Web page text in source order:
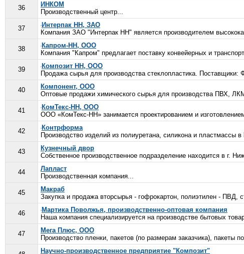
36
ИНКОМ
Производственный центр...
37
Интерпак НН, ЗАО
Компания ЗАО "Интерпак НН" является производителем
38
Капром-НН, ООО
Компания "Капром" предлагает поставку конвейерных и
39
Композит НН, ООО
Продажа сырья для производства стеклопластика.
40
Компонент, ООО
Оптовые продажи химического сырья для производства ПВХ,
41
КомТекс-НН, ООО
ООО «КомТекс-НН» занимается проектированием и
42
Контрформа
Производство изделий из полиуретана, силикона и пластмассы
43
Кузнечный двор
Собственное производственное подразделение находится в г.
44
Лапласт
Производственная компания...
45
Макраб
Закупка и продажа вторсырья - гофрокартон, полиэтилен - ПВД,
46
Мартика Поволжья, производственно-оптовая компания
Наша компания специализируется на производстве бытовых
47
Мега Плюс, ООО
Производство пленки, пакетов (по размерам заказчика),
Научно-производственное предприятие "Композит"